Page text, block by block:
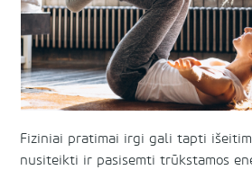
Fiziniai pratimai irgi gali tapti
nusiteikti ir pasisemti trūkstamos